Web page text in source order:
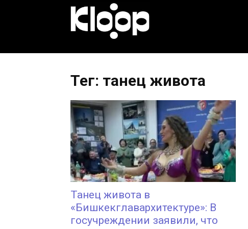
Новости
Кыргызстана
Тег: танец живота
Танец живота в
«Бишкекглавархитектуре»: В
госучреждении заявили, что